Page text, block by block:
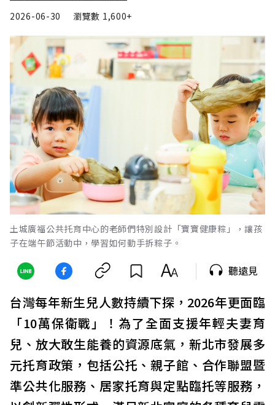
2026-06-30
瀏覽數 1,600+
土城廣福公共托育中心的老師們特別設計「寶寶健康粽」，讓孩
子在端午節活動中，學習如何動手拆粽子。
聽遠見
台灣每年新生兒人數持續下探，2026年更面臨
「10萬保衛戰」！為了全面支援年輕夫妻育
兒、放大敢生能養的資源底氣，新北市發展多
元托育政策，包括公托、親子館、合作聯盟暨
準公共化服務、居家托育與定點臨托等服務，